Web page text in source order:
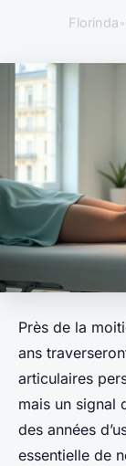
Florinda
Près de la
ans
articulaires
mais un signal
des années
essentielle de